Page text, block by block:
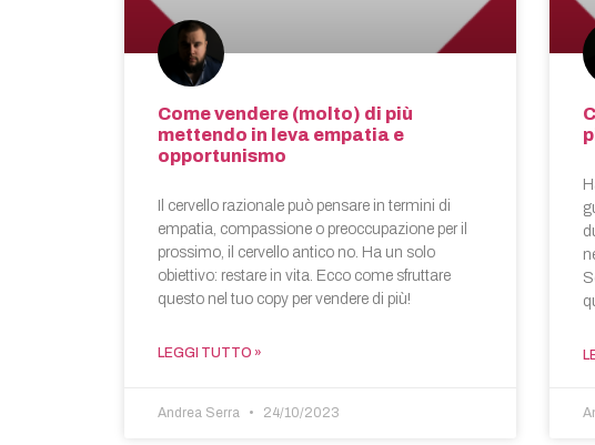
Come vendere (molto) di più
mettendo in leva empatia e
opportunismo
Il cervello razionale può pensare in termini di
empatia, compassione o preoccupazione per il
prossimo, il cervello antico no. Ha un solo
obiettivo: restare in vita. Ecco come sfruttare
questo nel tuo copy per vendere di più!
LEGGI TUTTO »
Andrea Serra 24/10/2023